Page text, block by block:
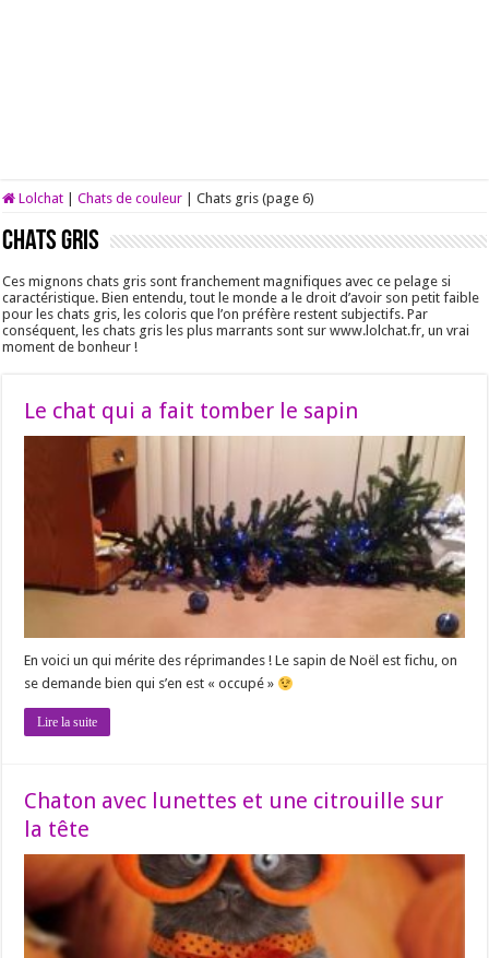
Lolchat Chats de couleur Chats gris (page 6)
Chats gris
Ces mignons chats gris sont franchement magnifiques avec ce pelage si
caractéristique. Bien entendu, tout le monde a le droit d’avoir son petit faible
pour les chats gris, les coloris que l’on préfère restent subjectifs. Par
conséquent, les chats gris les plus marrants sont sur www.lolchat.fr, un vrai
moment de bonheur !
Le chat qui a fait tomber le sapin
En voici un qui mérite des réprimandes ! Le sapin de Noël est fichu, on
se demande bien qui s’en est « occupé »
Lire la suite
Chaton avec lunettes et une citrouille sur
la tête